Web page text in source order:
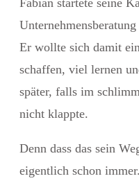
Er wollte sich damit
schaffen, viel lernen
später, falls im
nicht klappte.
Denn dass das sein
eigentlich schon